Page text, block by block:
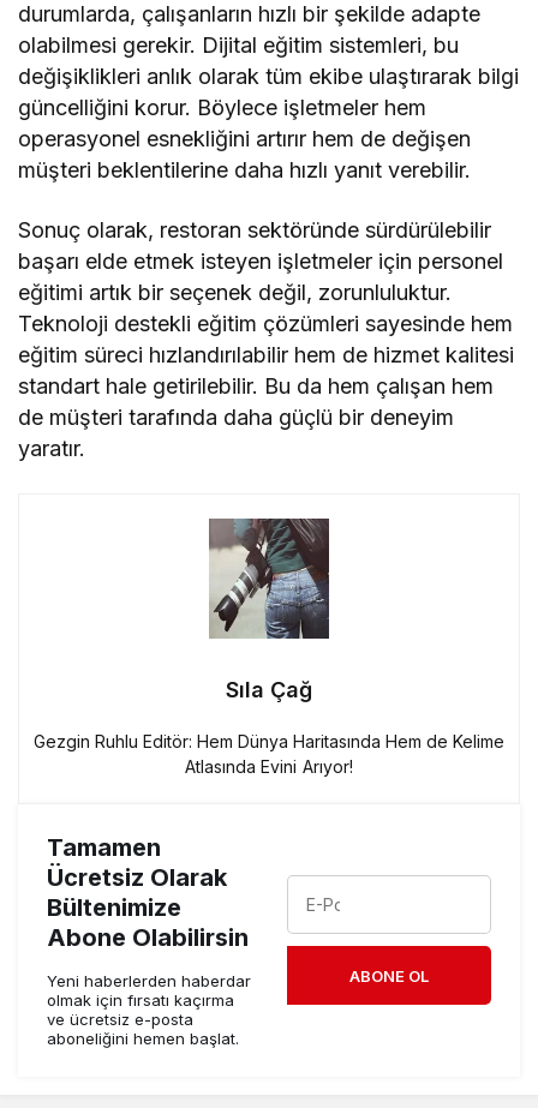
durumlarda, çalışanların hızlı bir şekilde adapte
olabilmesi gerekir. Dijital eğitim sistemleri, bu
değişiklikleri anlık olarak tüm ekibe ulaştırarak bilgi
güncelliğini korur. Böylece işletmeler hem
operasyonel esnekliğini artırır hem de değişen
müşteri beklentilerine daha hızlı yanıt verebilir.
Sonuç olarak, restoran sektöründe sürdürülebilir
başarı elde etmek isteyen işletmeler için personel
eğitimi artık bir seçenek değil, zorunluluktur.
Teknoloji destekli eğitim çözümleri sayesinde hem
eğitim süreci hızlandırılabilir hem de hizmet kalitesi
standart hale getirilebilir. Bu da hem çalışan hem
de müşteri tarafında daha güçlü bir deneyim
yaratır.
Sıla Çağ
Gezgin Ruhlu Editör: Hem Dünya Haritasında Hem de Kelime
Atlasında Evini Arıyor!
Tamamen
Ücretsiz Olarak
Bültenimize
Abone Olabilirsin
Yeni haberlerden haberdar
olmak için fırsatı kaçırma
ve ücretsiz e-posta
aboneliğini hemen başlat.
ABONE OL